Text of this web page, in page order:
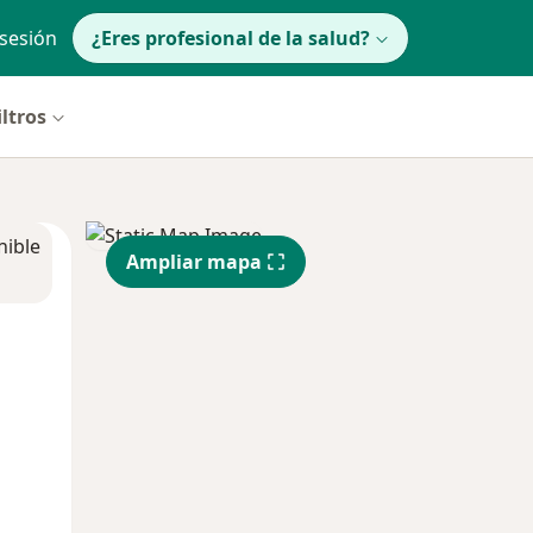
¿Eres profesional de la salud?
Ampliar mapa